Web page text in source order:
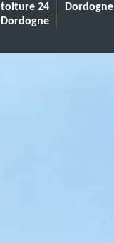
toiture 24
Dordogne
Dordogne